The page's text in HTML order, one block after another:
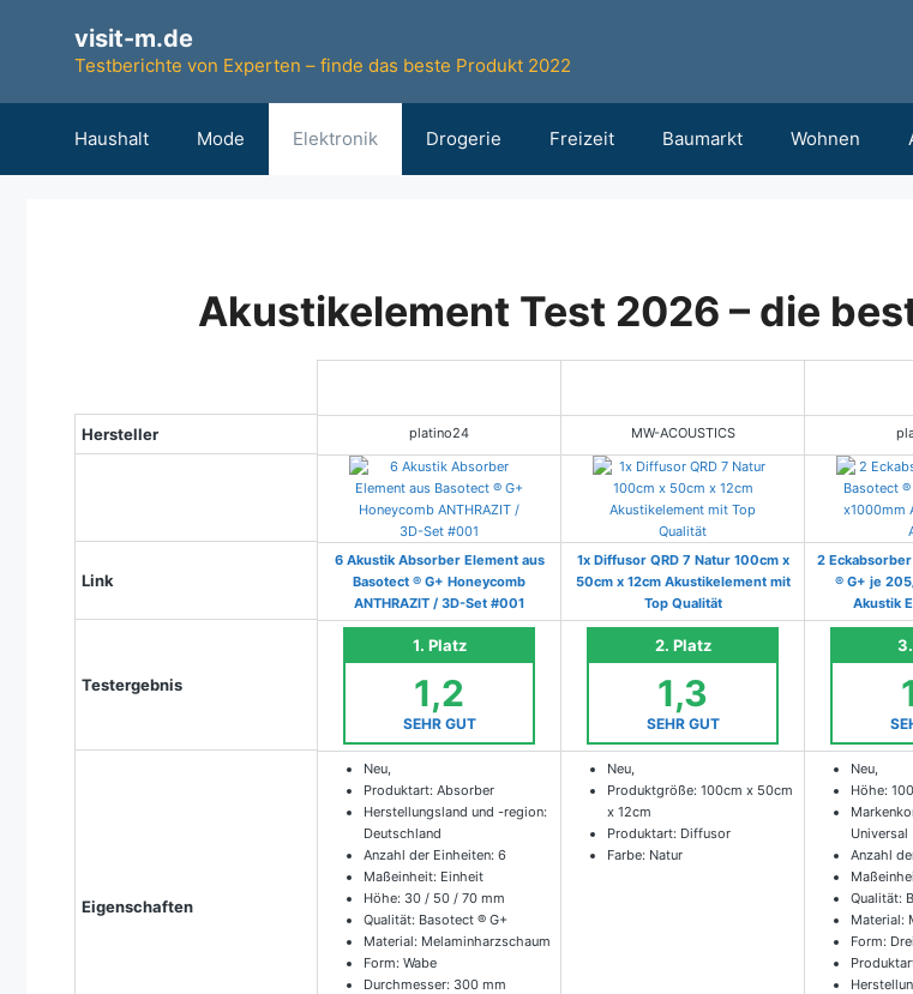
springen
visit-m.de
Testberichte von Experten – finde das beste Produkt 2022
Haushalt Mode Elektronik Drogerie Freizeit Baumarkt Wohnen
Akustikelement Test 2026 – die
Hersteller platino24 MW-ACOUSTICS
Link
6 Akustik Absorber Element aus
Basotect ® G+ Honeycomb
ANTHRAZIT / 3D-Set #001
1x Diffusor QRD 7 Natur 100cm x
50cm x 12cm Akustikelement mit
Top Qualität
2 Eckabsorber
® G+ je
Akustik
Testergebnis
1. Platz
1,2
SEHR GUT
2. Platz
1,3
SEHR GUT
Eigenschaften
Neu,
Produktart: Absorber
Herstellungsland und -region:
Deutschland
Anzahl der Einheiten: 6
Maßeinheit: Einheit
Höhe: 30 / 50 / 70 mm
Qualität: Basotect ® G+
Material: Melaminharzschaum
Form: Wabe
Durchmesser: 300 mm
Neu,
Produktgröße: 100cm x 50cm
x 12cm
Produktart: Diffusor
Farbe: Natur
Neu,
Höhe:
Universal
Anzahl
Qualität:
Material:
Form: